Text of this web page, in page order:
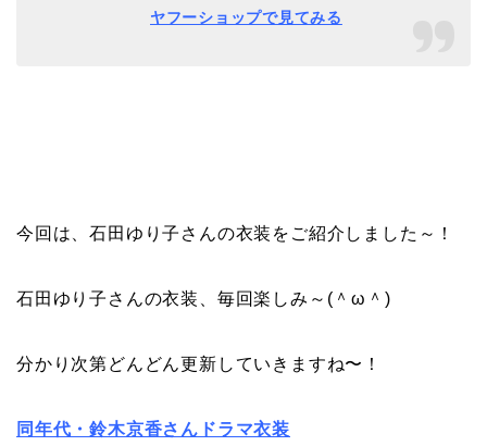
ヤフーショップで見てみる
今回は、石田ゆり子さんの衣装をご紹介しました～！
石田ゆり子さんの衣装、毎回楽しみ～(＾ω＾)
分かり次第どんどん更新していきますね〜！
同年代・鈴木京香さんドラマ衣装